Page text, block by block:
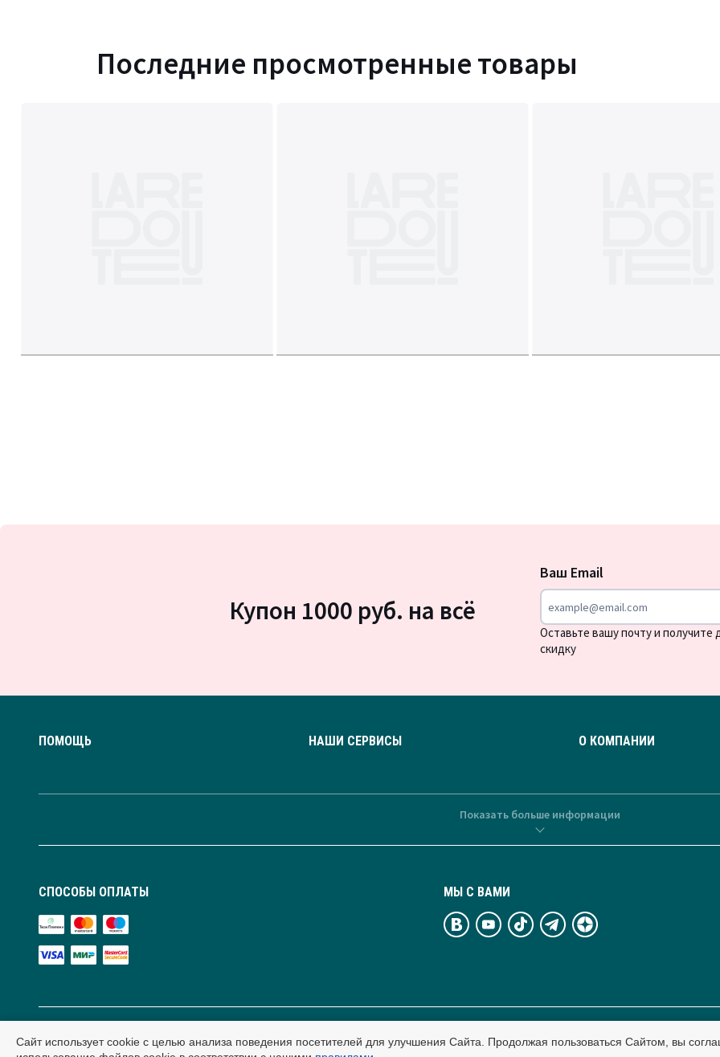
Последние просмотренные товары
новости
Купон 1000 руб. на всё
Ваш Email
Оставьте вашу почту и получите
скидку
ПОМОЩЬ НАШИ СЕРВИСЫ О КОМПАНИИ
Показать больше информации
СПОСОБЫ ОПЛАТЫ МЫ С ВАМИ
Публичная оферта и условия обработки персональных данных. Сайт содержит рекомендательные технологии.
Сайт использует cookie с целью анализа поведения посетителей для улучшения Сайта. Продолжая пользоваться Сайтом, вы